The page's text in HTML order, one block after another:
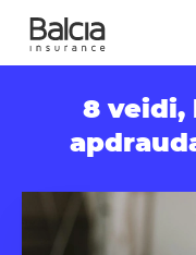
8 veidi,